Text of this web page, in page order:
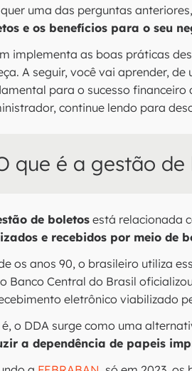
uma das perguntas
e os benefícios para o seu
implementa as boas práticas
A seguir, você vai aprender,
para o sucesso financeiro
continue lendo para
que é a gestão de
de boletosestá relacionada
e recebidos por meio de
os anos 90, o brasileiro utiliza
Banco Central do Brasil
eletrônico viabilizado
o DDA surge como uma
a dependência de papeis